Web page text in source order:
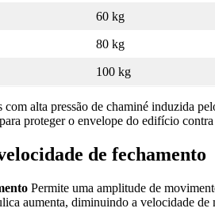
60 kg
80 kg
100 kg
alta pressão de chaminé induzida
proteger o envelope do edifício
de fechamento
Permite uma amplitude de
aumenta, diminuindo a velocidade de